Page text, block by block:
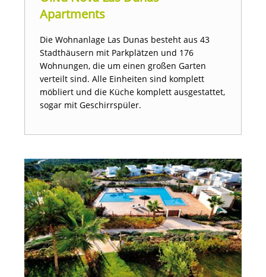
Apartments
Die Wohnanlage Las Dunas besteht aus 43
Stadthäusern mit Parkplätzen und 176
Wohnungen, die um einen großen Garten
verteilt sind. Alle Einheiten sind komplett
möbliert und die Küche komplett ausgestattet,
sogar mit Geschirrspüler.